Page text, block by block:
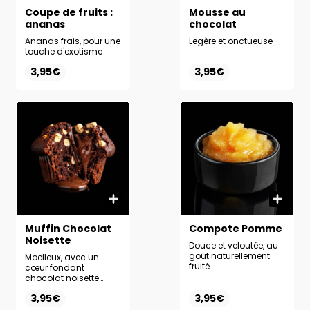
Coupe de fruits :
ananas
Ananas frais, pour une
touche d'exotisme
3,95€
Mousse au
chocolat
Legère et onctueuse
3,95€
Muffin Chocolat
Noisette
Moelleux, avec un
cœur fondant
chocolat noisette
3,95€
Compote Pomme
Douce et veloutée, au
goût naturellement
fruité.
3,95€